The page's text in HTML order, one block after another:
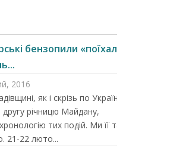
бензопили «поїхали» У
2016
як і скрізь по Україні,
другу річницю Майдану,
тих подій. Ми її також
21-22 люто...